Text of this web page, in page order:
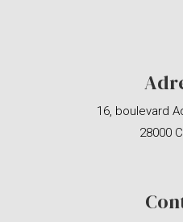
16, boulevard
28000